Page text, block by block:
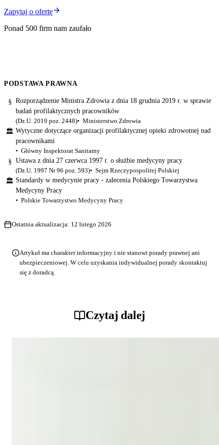
Zapytaj o ofertę
Ponad 500 firm nam zaufało
PODSTAWA PRAWNA
§ Rozporządzenie Ministra Zdrowia z dnia 18 grudnia 2019 r. w sprawie
badań profilaktycznych pracowników
(Dz.U. 2019 poz. 2448)
Ministerstwo Zdrowia
🏛 Wytyczne dotyczące organizacji profilaktycznej opieki zdrowotnej nad
pracownikami
Główny Inspektorat Sanitarny
§ Ustawa z dnia 27 czerwca 1997 r. o służbie medycyny pracy
(Dz.U. 1997 Nr 96 poz. 593)
Sejm Rzeczypospolitej Polskiej
🏛 Standardy w medycynie pracy - zalecenia Polskiego Towarzystwa
Medycyny Pracy
Polskie Towarzystwo Medycyny Pracy
Ostatnia aktualizacja: 12 lutego 2026
Artykuł ma charakter informacyjny i nie stanowi porady prawnej ani
ubezpieczeniowej. W celu uzyskania indywidualnej porady skontaktuj
się z doradcą.
Czytaj dalej